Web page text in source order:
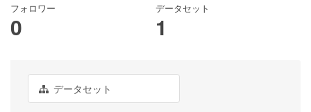
フォロワー
0
データセット
1
データセット